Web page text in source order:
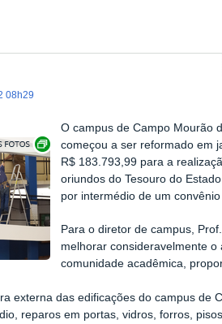
08h29
Exibir carrossel de imagens
O campus de Campo Mourão
começou a ser reformado em
R$ 183.793,99 para a
oriundos do Tesouro do
por intermédio de um
Para o diretor de campus,
melhorar consideravelmente
comunidade acadêmica,
externa das edificações do campus de
reparos em portas, vidros, forros,